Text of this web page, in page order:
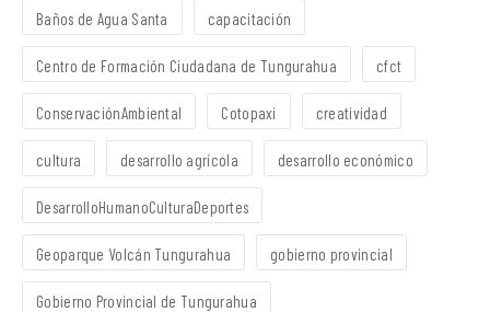
Baños de Agua Santa capacitación
Centro de Formación Ciudadana de Tungurahua cfct
ConservaciónAmbiental Cotopaxi creatividad
cultura desarrollo agrícola desarrollo económico
DesarrolloHumanoCulturaDeportes
Geoparque Volcán Tungurahua gobierno provincial
Gobierno Provincial de Tungurahua